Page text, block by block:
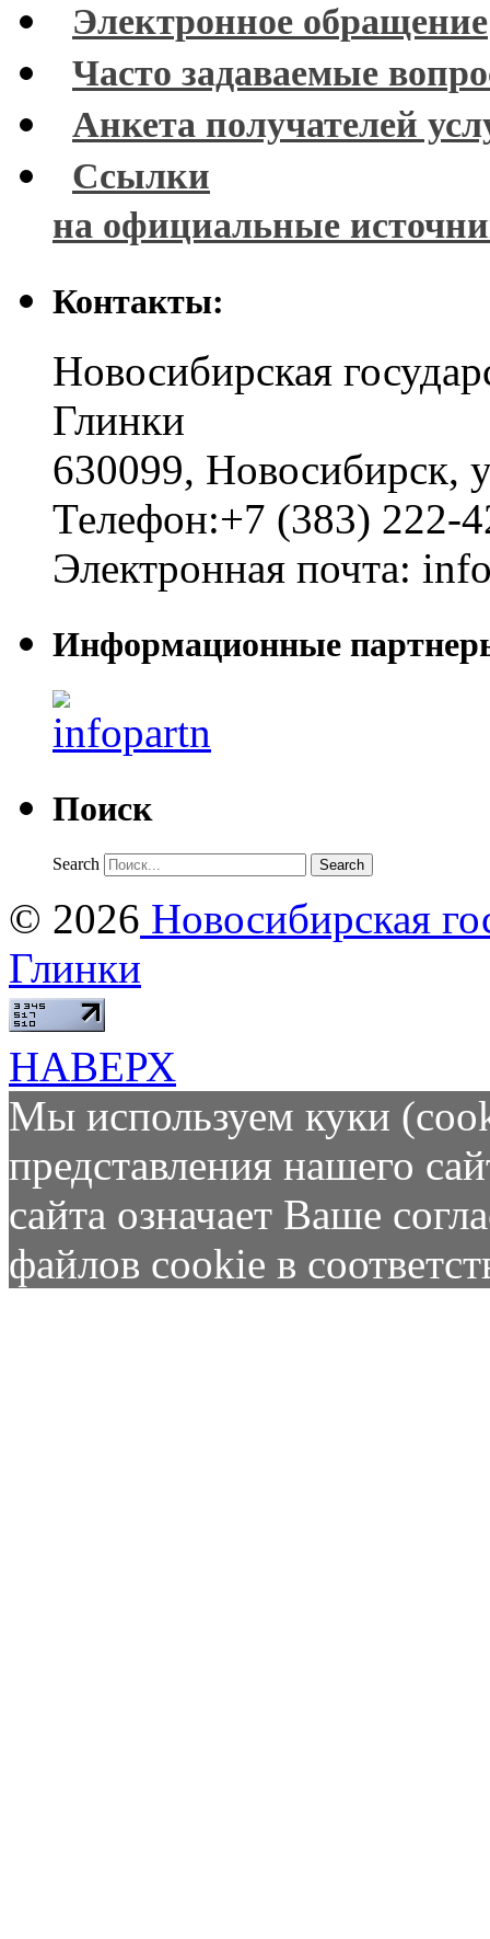
Электронное обращение
Часто задаваемые
Анкета получателей
Ссылки
на официальные
Контакты:
Новосибирская
Глинки
630099, Новосибирск,
Телефон:+7 (383) 222-
Электронная почта:
Информационные
Поиск
Search
© 2026 Новосибирская
Глинки
НАВЕРХ
Мы используем куки
представления нашего
сайта означает Ваше
файлов cookie в